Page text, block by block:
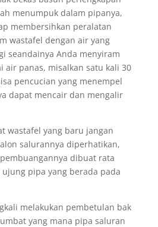
menumpuk dalam pipanya,
membersihkan peralatan
wastafel dengan air yang
seandainya Anda menyiram
air panas, misalkan satu kali 30
pencucian yang menempel
dapat mencair dan mengalir
wastafel yang baru jangan
salurannya diperhatikan,
dibuat rata
pipa yang berada pada
melakukan pembetulan bak
yang mana pipa saluran